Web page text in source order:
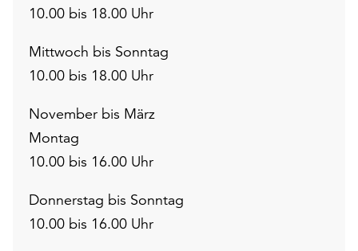
10.00 bis 18.00 Uhr
Mittwoch bis Sonntag
10.00 bis 18.00 Uhr
November bis März
Montag
10.00 bis 16.00 Uhr
Donnerstag bis Sonntag
10.00 bis 16.00 Uhr